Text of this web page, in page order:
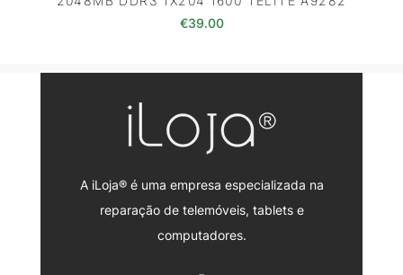
€39.00
A iLoja® é uma empresa especializada na
reparação de telemóveis, tablets e
computadores.